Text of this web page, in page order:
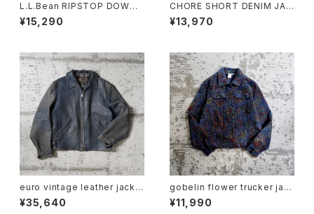
L.L.Bean RIPSTOP DOWN
JACKET
¥15,290
CHORE SHORT DENIM JAC
KET
¥13,970
euro vintage leather jacke
t
¥35,640
gobelin flower trucker jac
ket
¥11,990